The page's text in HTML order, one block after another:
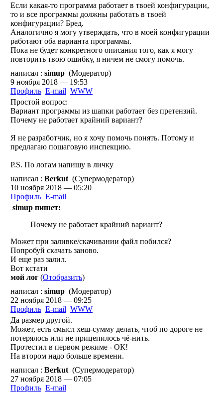
Если какая-то программа работает в твоей конфигурации,
то и все программы должны работать в твоей
конфигурации? Бред.
Аналогично я могу утверждать, что в моей конфигурации
работают оба варианта программы.
Пока не будет конкретного описания того, как я могу
повторить твою ошибку, я ничем не смогу помочь.
написал : simup (Модератор)
9 ноября 2018 — 19:53
Профиль E-mail WWW
Простой вопрос:
Вариант программы из шапки работает без претензий.
Почему не работает крайний вариант?
Я не разработчик, но я хочу помочь понять. Потому и
предлагаю пошаговую инспекцию.
P.S. По логам напишу в личку
написал : Berkut (Супермодератор)
10 ноября 2018 — 05:20
Профиль E-mail
simup пишет:
Почему не работает крайний вариант?
Может при заливке/скачивании файл побился?
Попробуй скачать заново.
И еще раз залил.
Вот кстати
мой лог (Отобразить)
написал : simup (Модератор)
22 ноября 2018 — 09:25
Профиль E-mail WWW
Да размер другой.
Может, есть смысл хеш-сумму делать, чтоб по дороге не
потерялось или не прицепилось чё-нить.
Протестил в первом режиме - ОК!
На втором надо больше времени.
написал : Berkut (Супермодератор)
27 ноября 2018 — 07:05
Профиль E-mail